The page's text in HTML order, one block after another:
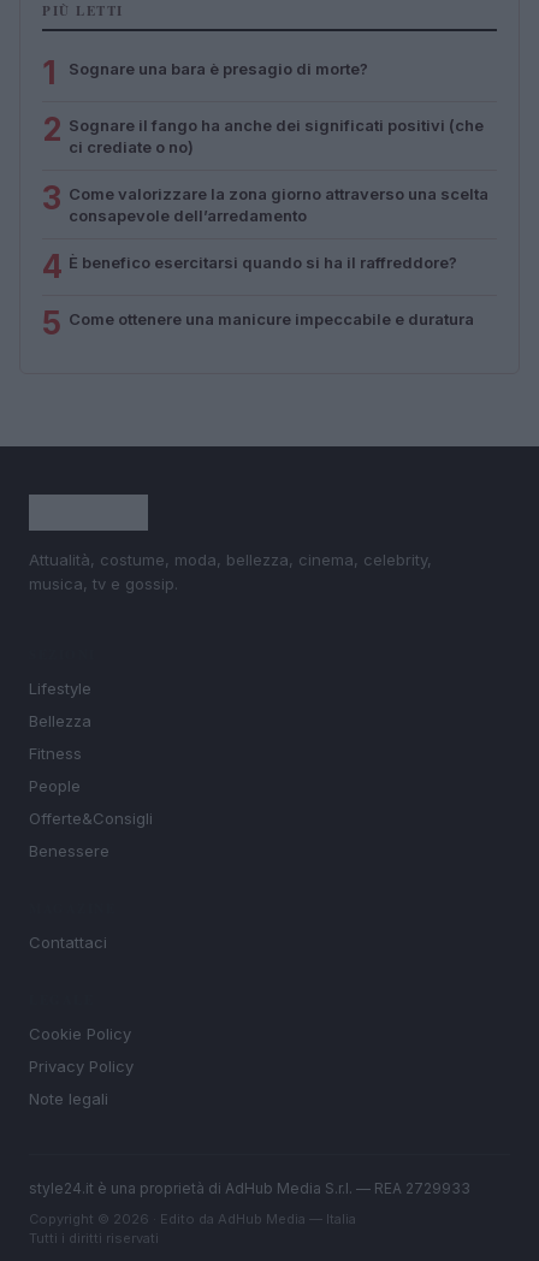
PIÙ LETTI
1 Sognare una bara è presagio di morte?
2 Sognare il fango ha anche dei significati positivi (che
ci crediate o no)
3 Come valorizzare la zona giorno attraverso una scelta
consapevole dell’arredamento
4 È benefico esercitarsi quando si ha il raffreddore?
5 Come ottenere una manicure impeccabile e duratura
Attualità, costume, moda, bellezza, cinema, celebrity,
musica, tv e gossip.
Lifestyle
Bellezza
Fitness
People
Offerte&Consigli
Benessere
Contattaci
Cookie Policy
Privacy Policy
Note legali
style24.it è una proprietà di AdHub Media S.r.l. — REA 2729933
Copyright © 2026 · Edito da AdHub Media — Italia
Tutti i diritti riservati